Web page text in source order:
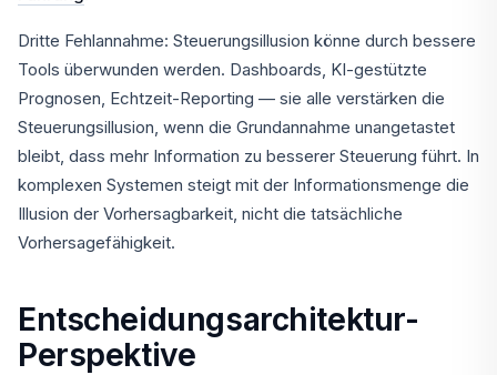
Dritte Fehlannahme: Steuerungsillusion könne durch bessere
Tools überwunden werden. Dashboards, KI-gestützte
Prognosen, Echtzeit-Reporting — sie alle verstärken die
Steuerungsillusion, wenn die Grundannahme unangetastet
bleibt, dass mehr Information zu besserer Steuerung führt. In
komplexen Systemen steigt mit der Informationsmenge die
Illusion der Vorhersagbarkeit, nicht die tatsächliche
Vorhersagefähigkeit.
Entscheidungsarchitektur-
Perspektive